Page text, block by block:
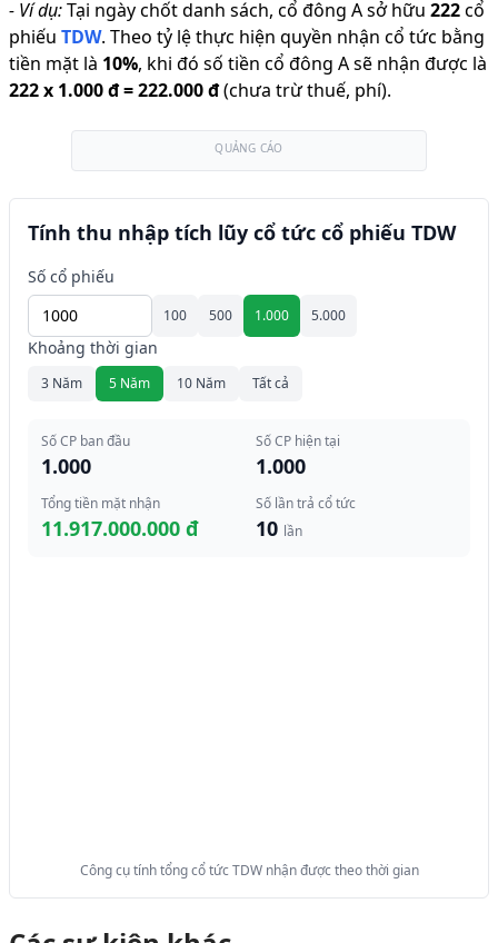
- Ví dụ:Tại ngày chốt danh sách, cổ đông A sở hữu 222cổ
phiếu TDW. Theo tỷ lệ thực hiện quyền nhận cổ tức bằng
tiền mặt là 10%, khi đó số tiền cổ đông A sẽ nhận được là
222x 1.000 đ=222.000 đ(chưa trừ thuế, phí).
QUẢNG CÁO
Tính thu nhập tích lũy cổ tức cổ phiếu TDW
Số cổ phiếu
100 500 1.000 5.000
Khoảng thời gian
3 Năm 5 Năm 10 Năm Tất cả
Số CP ban đầu
1.000
Số CP hiện tại
1.000
Tổng tiền mặt nhận
11.917.000.000 đ
Số lần trả cổ tức
10 lần
Công cụ tính tổng cổ tức TDW nhận được theo thời gian